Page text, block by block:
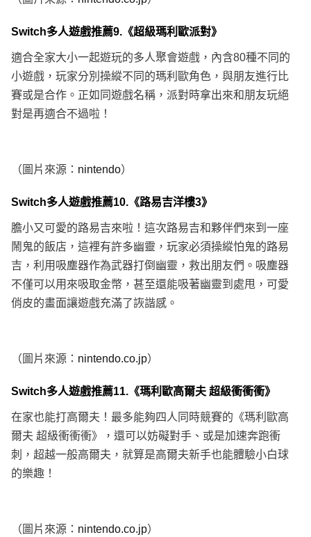
Switch多人遊戲推薦9.《超級瑪利歐派對》
適合全家大小一起遊玩的多人聚會遊戲，內含80種不同的
小遊戲，玩家分別操縱不同的瑪利歐角色，與朋友進行比
賽或是合作。正如同遊戲名稱，派對時拿出來和朋友玩絕
對是再適合不過啦！
（圖片來源： nintendo）
Switch多人遊戲推薦10.《路易吉洋樓3》
膽小又可愛的路易吉來啦！這次路易吉和夥伴們來到一座
鬧鬼的飯店，這裡有許多幽靈，玩家必須操縱怕鬼的路易
吉，利用吸塵器作為武器打倒幽靈，救出朋友們。吸塵器
不僅可以用來吸取金幣，甚至還能吸著幽靈到處甩，可愛
俏皮的畫面讓遊戲充滿了詼諧感。
（圖片來源： nintendo.co.jp）
Switch多人遊戲推薦11.《瑪利歐高爾夫 超級衝衝衝》
在家也能打高爾夫！最多能夠四人同時競賽的《瑪利歐高
爾夫 超級衝衝衝》，還可以妨礙對手、或是加速奔跑衝
刺，超越一般高爾夫，就算是高爾夫新手也能體驗小白球
的樂趣！
（圖片來源： nintendo.co.jp）